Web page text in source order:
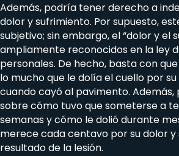
Además, podría tener derecho a
dolor y sufrimiento. Por supuesto,
subjetivo; sin embargo, el “dolor y el
ampliamente reconocidos en la ley
personales. De hecho, basta con
lo mucho que le dolía el cuello por
cuando cayó al pavimento.
sobre cómo tuvo que someterse a
semanas y cómo le dolió durante
merece cada centavo por su dolor
resultado de la lesión.